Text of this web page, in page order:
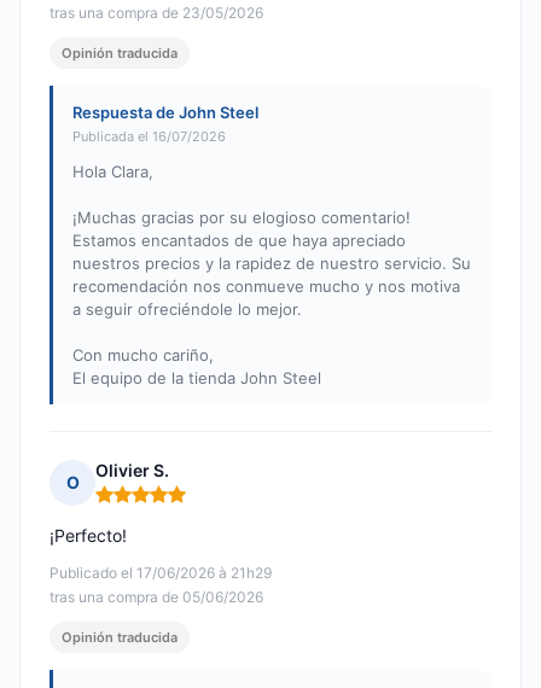
tras una compra de 23/05/2026
Opinión traducida
Respuesta de John Steel
Publicada el 16/07/2026
Hola Clara,
¡Muchas gracias por su elogioso comentario!
Estamos encantados de que haya apreciado
nuestros precios y la rapidez de nuestro servicio. Su
recomendación nos conmueve mucho y nos motiva
a seguir ofreciéndole lo mejor.
Con mucho cariño,
El equipo de la tienda John Steel
O
Olivier S.
Nota: 5 de 5
Publicado el 17/06/2026 à 21h29
tras una compra de 05/06/2026
¡Perfecto!
Opinión traducida